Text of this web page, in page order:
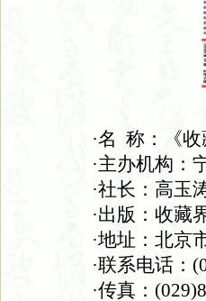
·名 称：《收
·主办机构：
·社长：高玉
·出版：收藏
·地址：北京
·联系电话：
·传真：